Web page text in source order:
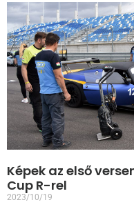
Képek az első
Cup R-rel
2023/10/19